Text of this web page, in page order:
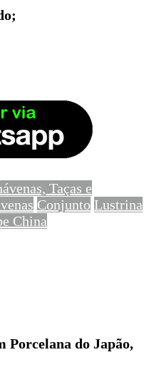
Taças e
Conjunto Lustrina
China
Porcelana do Japão,